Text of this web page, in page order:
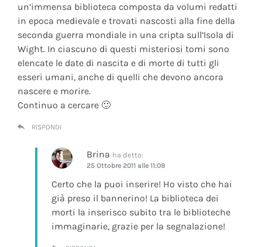
un’immensa biblioteca composta da volumi redatti
in epoca medievale e trovati nascosti alla fine della
seconda guerra mondiale in una cripta sull’Isola di
Wight. In ciascuno di questi misteriosi tomi sono
elencate le date di nascita e di morte di tutti gli
esseri umani, anche di quelli che devono ancora
nascere e morire.
Continuo a cercare 🙂
RISPONDI
Brina ha detto:
25 Ottobre 2011 alle 11:09
Certo che la puoi inserire! Ho visto che hai
già preso il bannerino! La biblioteca dei
morti la inserisco subito tra le biblioteche
immaginarie, grazie per la segnalazione!